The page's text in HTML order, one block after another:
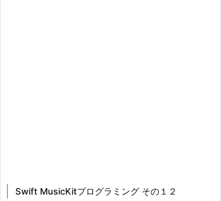
Swift MusicKitプログラミング その１２